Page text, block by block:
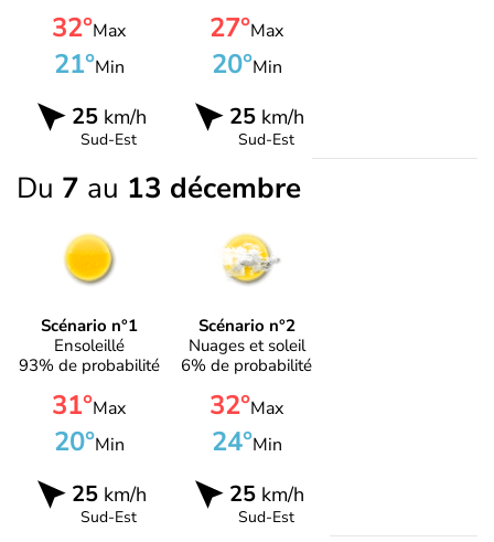
32°Max
21°Min
25km/h
Sud-Est
27°Max
20°Min
25km/h
Sud-Est
Du 7 au 13 décembre
Scénario n°1
Ensoleillé
93% de probabilité
31°Max
20°Min
25km/h
Sud-Est
Scénario n°2
Nuages et soleil
6% de probabilité
32°Max
24°Min
25km/h
Sud-Est